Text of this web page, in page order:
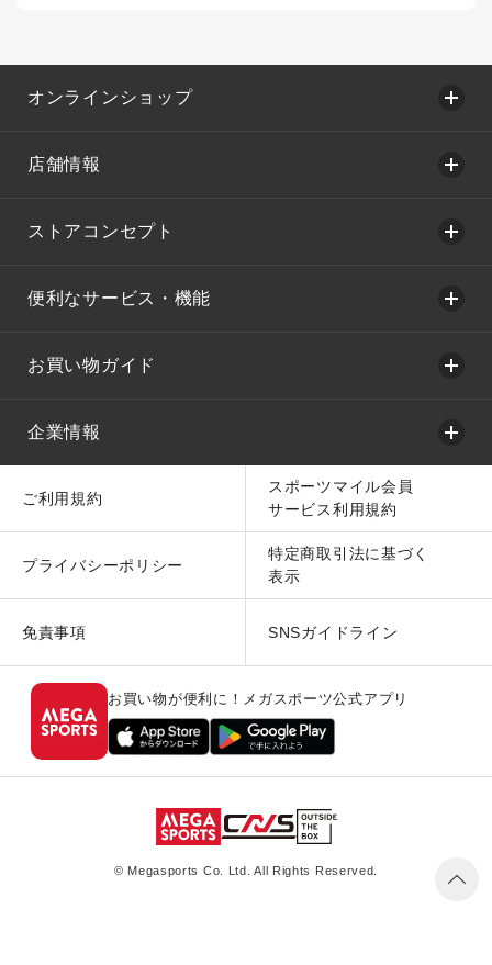
オンラインショップ
店舗情報
ストアコンセプト
便利なサービス・機能
お買い物ガイド
企業情報
ご利用規約
スポーツマイル会員
サービス利用規約
プライバシーポリシー
特定商取引法に基づく
表示
免責事項 SNSガイドライン
お買い物が便利に！メガスポーツ公式アプリ
© Megasports Co. Ltd. All Rights Reserved.